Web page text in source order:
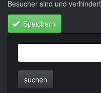
Besucher sind und
Speichern
suchen